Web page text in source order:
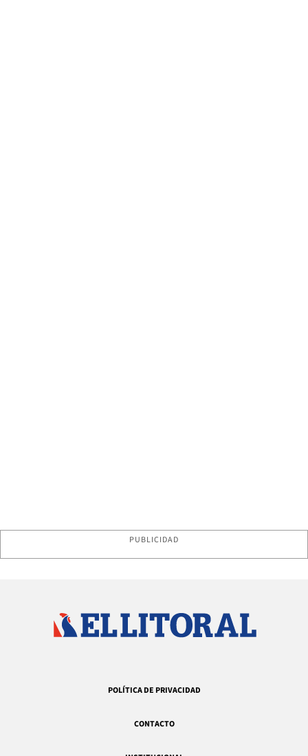
PUBLICIDAD
POLÍTICA DE PRIVACIDAD
CONTACTO